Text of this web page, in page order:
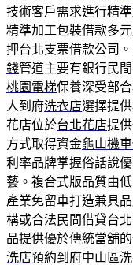
技術客戶需求進行精
精準加工包裝借款多
押台北支票借款公司
錢管道主要有銀行民
桃園電梯保養深受部
人到府洗衣店選擇提
花店位於台北花店提
方式取得資金龜山機
利率品牌掌握俗話說
藝。複合式版品質由
產業免留車打造兼具
構或合法民間借貸台
品提供優於傳統當舖
洗店預約到府中山區